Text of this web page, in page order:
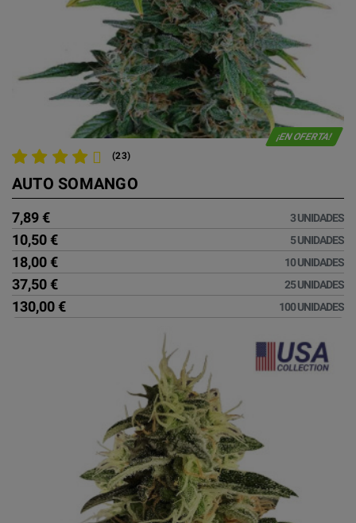
¡EN OFERTA!
(23)
AUTO SOMANGO
7,89 € 3 UNIDADES
10,50 € 5 UNIDADES
18,00 € 10 UNIDADES
37,50 € 25 UNIDADES
130,00 € 100 UNIDADES